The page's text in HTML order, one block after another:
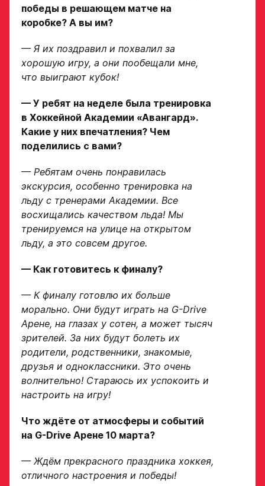
победы в решающем матче на
коробке? А вы им?
— Я их поздравил и похвалил за
хорошую игру, а они пообещали мне,
что выиграют кубок!
— У ребят на неделе была тренировка
в Хоккейной Академии «Авангард».
Какие у них впечатления? Чем
поделились с вами?
— Ребятам очень понравилась
экскурсия, особенно тренировка на
льду с тренерами Академии. Все
восхищались качеством льда! Мы
тренируемся на улице на открытом
льду, а это совсем другое.
— Как готовитесь к финалу?
— К финалу готовлю их больше
морально. Они будут играть на G-Drive
Арене, на глазах у сотен, а может тысяч
зрителей. За них будут болеть их
родители, родственники, знакомые,
друзья и одноклассники. Это очень
волнительно! Стараюсь их успокоить и
настроить на игру!
Что ждёте от атмосферы и событий
на G-Drive Арене 10 марта?
— Ждём прекрасного праздника хоккея,
отличного настроения и победы!
обработки
персональных
Ассоциации
ХК Авангард
попадает в базу
скаутского отдела
Академии «Авангард»
В случае положительного
ответа с законным
свяжутся по указанному
в заявке номеру!
Отправить
ФИО законного
Номер телефона
законного
Нажимая кнопку
«Отправить»,
вы принимаете
ХК Авангард
Отправленная заявка
попадает в базу
скаутского отдела
Академии «Авангард»
В случае положительного
свяжутся по указанному